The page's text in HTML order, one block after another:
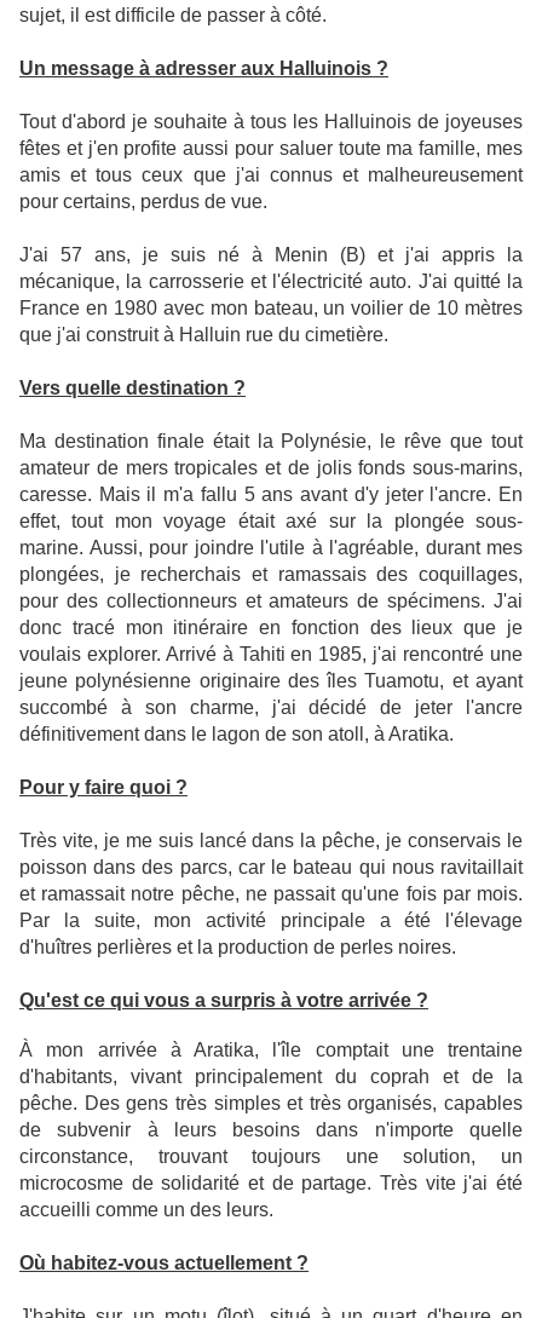
sujet, il est difficile de passer à côté.
Un message à adresser aux Halluinois ?
Tout d'abord je souhaite à tous les Halluinois de joyeuses
fêtes et j'en profite aussi pour saluer toute ma famille, mes
amis et tous ceux que j'ai connus et malheureusement
pour certains, perdus de vue.
J'ai 57 ans, je suis né à Menin (B) et j'ai appris la
mécanique, la carrosserie et l'électricité auto. J'ai quitté la
France en 1980 avec mon bateau, un voilier de 10 mètres
que j'ai construit à Halluin rue du cimetière.
Vers quelle destination ?
Ma destination finale était la Polynésie, le rêve que tout
amateur de mers tropicales et de jolis fonds sous-marins,
caresse. Mais il m'a fallu 5 ans avant d'y jeter l'ancre. En
effet, tout mon voyage était axé sur la plongée sous-
marine. Aussi, pour joindre l'utile à l'agréable, durant mes
plongées, je recherchais et ramassais des coquillages,
pour des collectionneurs et amateurs de spécimens. J'ai
donc tracé mon itinéraire en fonction des lieux que je
voulais explorer. Arrivé à Tahiti en 1985, j'ai rencontré une
jeune polynésienne originaire des îles Tuamotu, et ayant
succombé à son charme, j'ai décidé de jeter l'ancre
définitivement dans le lagon de son atoll, à Aratika.
Pour y faire quoi ?
Très vite, je me suis lancé dans la pêche, je conservais le
poisson dans des parcs, car le bateau qui nous ravitaillait
et ramassait notre pêche, ne passait qu'une fois par mois.
Par la suite, mon activité principale a été l'élevage
d'huîtres perlières et la production de perles noires.
Qu'est ce qui vous a surpris à votre arrivée ?
À mon arrivée à Aratika, l'île comptait une trentaine
d'habitants, vivant principalement du coprah et de la
pêche. Des gens très simples et très organisés, capables
de subvenir à leurs besoins dans n'importe quelle
circonstance, trouvant toujours une solution, un
microcosme de solidarité et de partage. Très vite j'ai été
accueilli comme un des leurs.
Où habitez-vous actuellement ?